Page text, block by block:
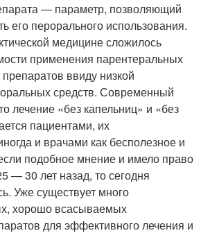
— параметр, позволяющий
его перорального использования.
медицине сложилось
применения парентеральных
ввиду низкой
средств. Современный
лечение «без капельниц» и «без
пациентами, их
и врачами как бесполезное и
подобное мнение и имело право
— 30 лет назад, то сегодня
Уже существует много
хорошо всасываемых
для эффективного лечения и